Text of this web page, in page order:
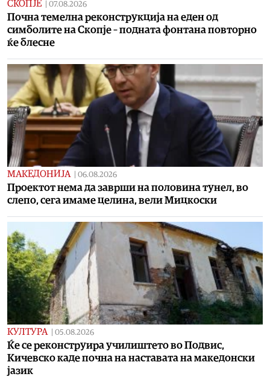
СКОПЈЕ 07.08.2026
Почна темелна реконструкција на еден од
симболите на Скопје – подната фонтана повторно
ќе блесне
МАКЕДОНИЈА 06.08.2026
Проектот нема да заврши на половина тунел, во
слепо, сега имаме целина, вели Мицкоски
КУЛТУРА 05.08.2026
Ќе се реконструира училиштето во Подвис,
Кичевско каде почна на наставата на македонски
јазик